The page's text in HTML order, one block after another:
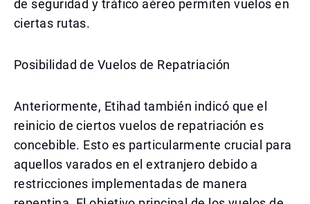
de seguridad y tráfico aéreo permiten vuelos en
ciertas rutas.
Posibilidad de Vuelos de Repatriación
Anteriormente, Etihad también indicó que el
reinicio de ciertos vuelos de repatriación es
concebible. Esto es particularmente crucial para
aquellos varados en el extranjero debido a
restricciones implementadas de manera